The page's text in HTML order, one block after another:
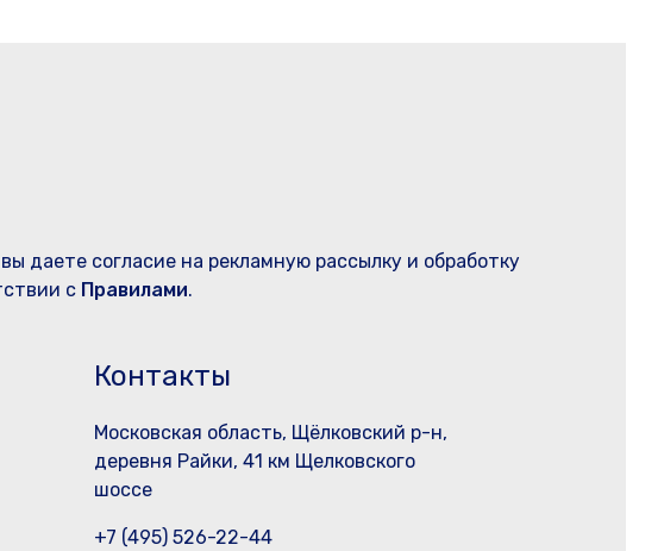
даете согласие на рекламную рассылку и обработку
с Правилами.
Контакты
Московская область, Щёлковский р-н,
деревня Райки, 41 км Щелковского
шоссе
+7 (495) 526-22-44